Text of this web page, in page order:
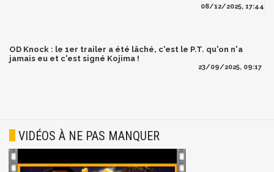
08/12/2025, 17:44
OD Knock : le 1er trailer a été lâché, c'est le P.T. qu'on n'a
jamais eu et c'est signé Kojima !
23/09/2025, 09:17
VIDÉOS À NE PAS MANQUER